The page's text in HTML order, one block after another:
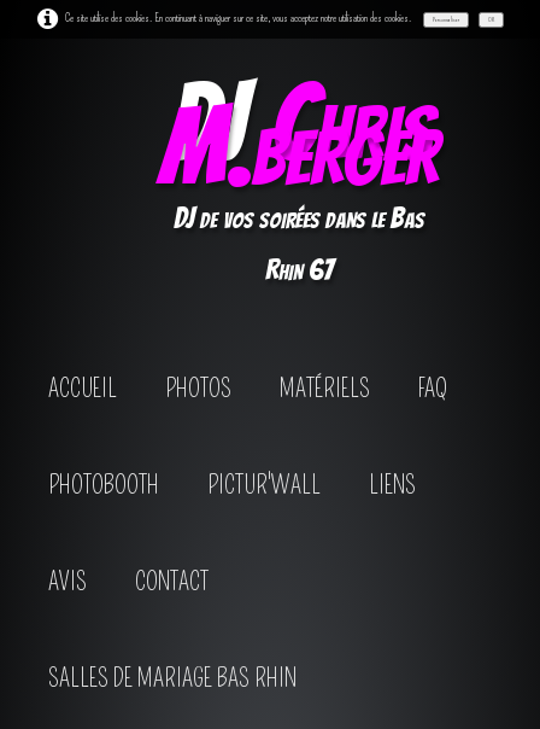
Ce site utilise des cookies. En continuant à naviguer sur ce site, vous acceptez notre utilisation des cookies. Personnaliser OK
DJChris
M.berger
DJ de vos soirées dans le Bas
Rhin 67
ACCUEIL PHOTOS MATÉRIELS FAQ
PHOTOBOOTH PICTUR'WALL LIENS
AVIS CONTACT
SALLES DE MARIAGE BAS RHIN